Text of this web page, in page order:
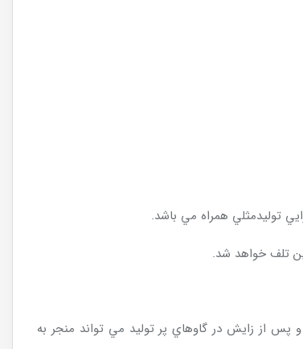
تلف خواهد شد.
پس از زايش در گاوهاي پر توليد مي تواند منجر به